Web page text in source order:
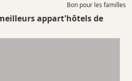
Bon pour les familles
appart'hôtels de